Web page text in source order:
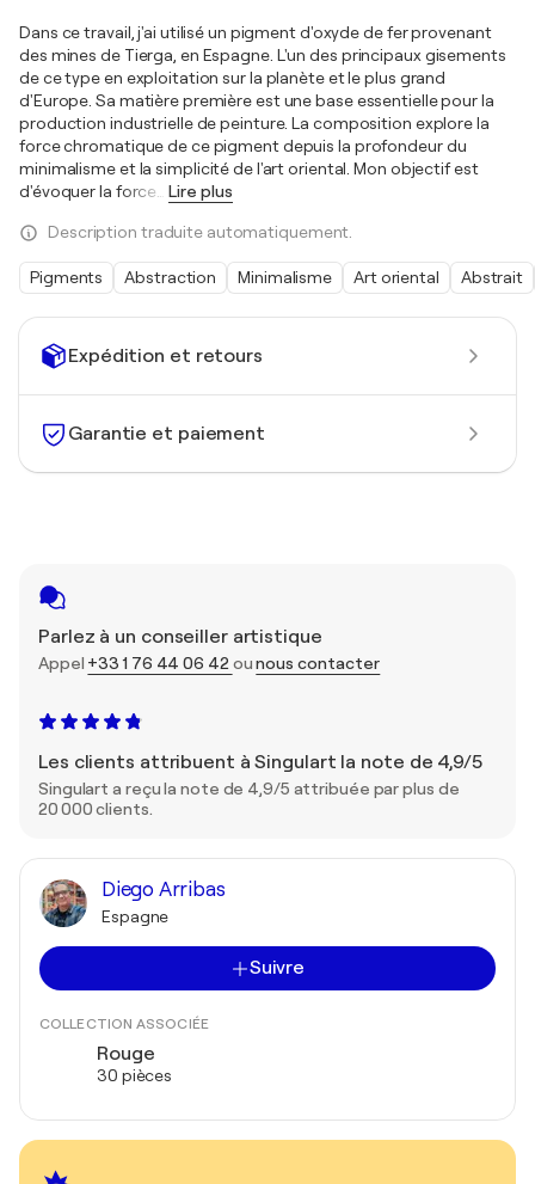
Expédition et retours
Garantie et paiement
Parlez à un conseiller artistique
Appel +33 1 76 44 06 42ounous contacter
Les clients attribuent à Singulart la note de 4,9/5
Singulart a reçu la note de 4,9/5 attribuée par plus de
20 000 clients.
Diego Arribas
Espagne
Suivre
COLLECTION ASSOCIÉE
Rouge
30 pièces
Dans ce travail, j'ai utilisé un pigment d'oxyde de fer provenant
des mines de Tierga, en Espagne. L'un des principaux gisements
de ce type en exploitation sur la planète et le plus grand
d'Europe. Sa matière première est une base essentielle pour la
production industrielle de peinture. La composition explore la
force chromatique de ce pigment depuis la profondeur du
minimalisme et la simplicité de l'art oriental. Mon objectif est
d'évoquer la force… Lire plus
Description traduite automatiquement.
Pigments Abstraction Minimalisme Art oriental Abstrait